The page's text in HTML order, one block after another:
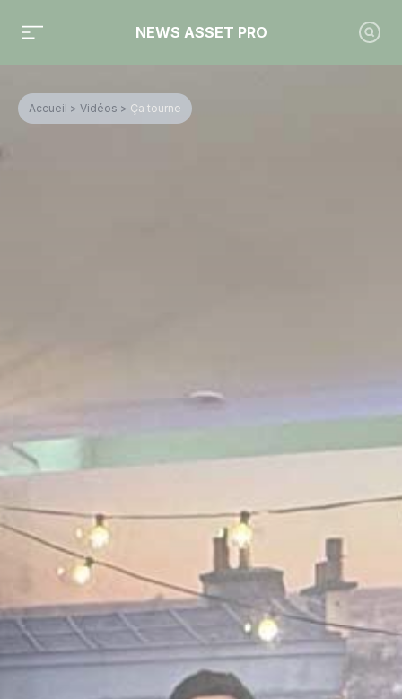
NEWS ASSET PRO
Accueil > Vidéos > Ça tourne